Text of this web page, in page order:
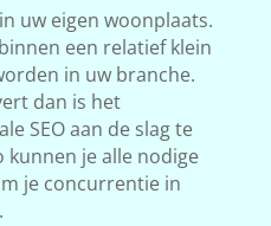
uw eigen woonplaats.
een relatief klein
in uw branche.
dan is het
SEO aan de slag te
kunnen je alle nodige
je concurrentie in